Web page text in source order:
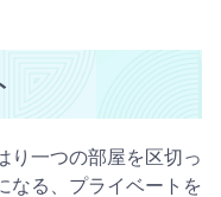
り一つの部屋を区切っ
なる、プライベートを